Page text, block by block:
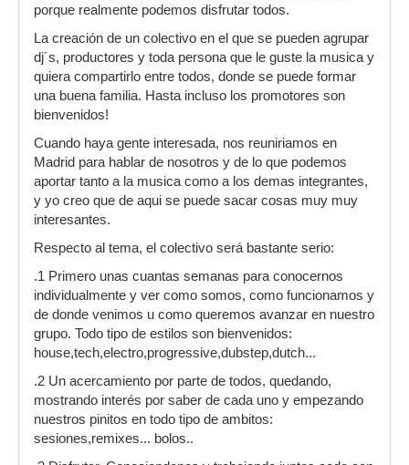
porque realmente podemos disfrutar todos.
La creación de un colectivo en el que se pueden agrupar
dj´s, productores y toda persona que le guste la musica y
quiera compartirlo entre todos, donde se puede formar
una buena familia. Hasta incluso los promotores son
bienvenidos!
Cuando haya gente interesada, nos reuniriamos en
Madrid para hablar de nosotros y de lo que podemos
aportar tanto a la musica como a los demas integrantes,
y yo creo que de aqui se puede sacar cosas muy muy
interesantes.
Respecto al tema, el colectivo será bastante serio:
.1 Primero unas cuantas semanas para conocernos
individualmente y ver como somos, como funcionamos y
de donde venimos u como queremos avanzar en nuestro
grupo. Todo tipo de estilos son bienvenidos:
house,tech,electro,progressive,dubstep,dutch...
.2 Un acercamiento por parte de todos, quedando,
mostrando interés por saber de cada uno y empezando
nuestros pinitos en todo tipo de ambitos:
sesiones,remixes... bolos..